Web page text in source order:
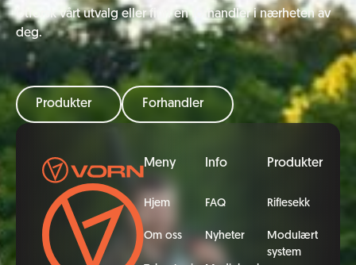
Utforsk vårt utvalg eller finn en forhandler i nærheten av
deg.
Produkter Forhandler
Meny
Hjem
Om oss
Info
FAQ
Nyheter
Produkter
Riflesekk
Modulært
system